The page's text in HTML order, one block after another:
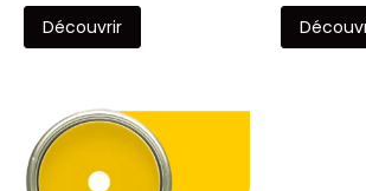
Découvrir